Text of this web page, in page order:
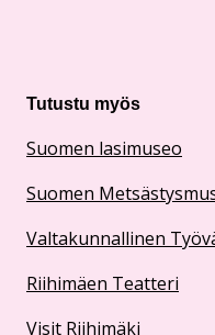
Tutustu myös
Suomen lasimuseo
Suomen
Valtakunnallinen
Riihimäen Teatteri
Visit Riihimäki